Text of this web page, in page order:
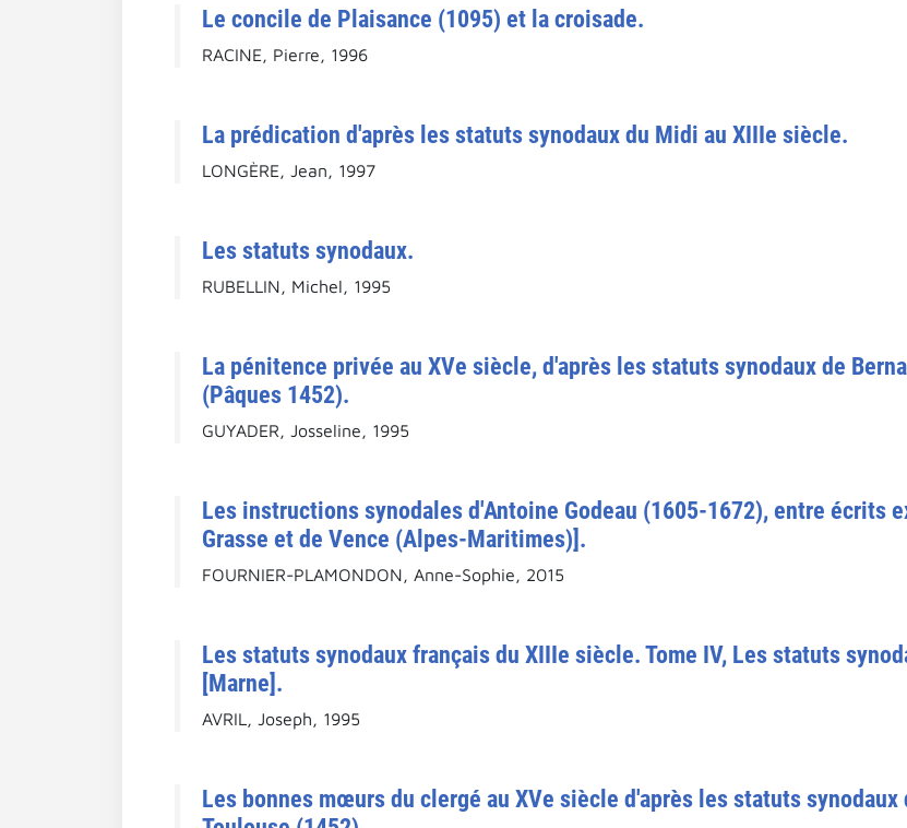
Le concile de Plaisance (1095) et la croisade.
RACINE, Pierre, 1996
La prédication d'après les statuts synodaux du Midi au XIIIe siècle.
LONGÈRE, Jean, 1997
Les statuts synodaux.
RUBELLIN, Michel, 1995
La pénitence privée au XVe siècle, d'après les statuts synodaux de
(Pâques 1452).
GUYADER, Josseline, 1995
Les instructions synodales d'Antoine Godeau (1605-1672), entre écrits
Grasse et de Vence (Alpes-Maritimes)].
FOURNIER-PLAMONDON, Anne-Sophie, 2015
Les statuts synodaux français du XIIIe siècle. Tome IV, Les statuts
[Marne].
AVRIL, Joseph, 1995
Les bonnes mœurs du clergé au XVe siècle d'après les statuts synodaux